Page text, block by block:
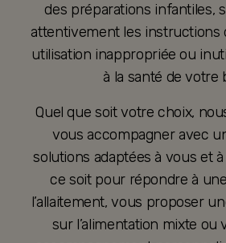
des préparations infantiles,
attentivement les instructions
utilisation inappropriée ou
à la santé de votre
Quel que soit votre choix,
vous accompagner avec
solutions adaptées à vous et
ce soit pour répondre à
l’allaitement, vous proposer
sur l’alimentation mixte